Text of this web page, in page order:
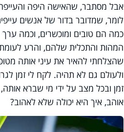
אבל מסתבר, שהאישה היפה
לומר, שמדובר בדור של אנשים
כמה הם טובים ומוכשרים, וכמה
המהות והתכלית שלהם, והרע
שהצלחתי להאיר את עיני אותה
ולעולם גם לא תהיה. לקח לי זמן
זמן ובכל מצב על ידי מי שברא
אוהב, איך היא יכולה שלא לאהוב?